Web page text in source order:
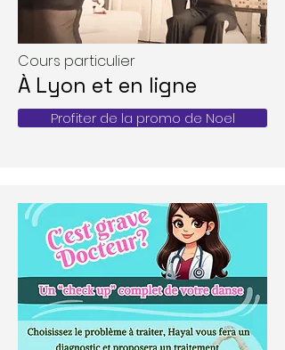
Cours particulier
​À Lyon et en ligne
Profiter de la promo de Noel